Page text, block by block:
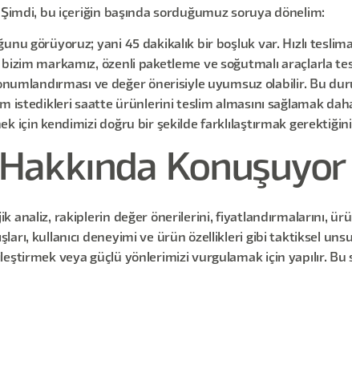
bu içeriğin başında sorduğumuz soruya dönelim:
görüyoruz; yani 45 dakikalık bir boşluk var. Hızlı
markamız, özenli paketleme ve soğutmalı araçlarla
ve değer önerisiyle uyumsuz olabilir. Bu
istedikleri saatte ürünlerini teslim almasını sağlamak
için kendimizi doğru bir şekilde farklılaştırmak
Konuşuyor
analiz, rakiplerin değer önerilerini, fiyatlandırmalarını,
kullanıcı deneyimi ve ürün özellikleri gibi taktiksel
veya güçlü yönlerimizi vurgulamak için yapılır.